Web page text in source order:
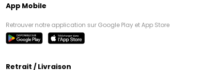
App Mobile
Retrouver notre application sur Google Play et App Store
Retrait / Livraison